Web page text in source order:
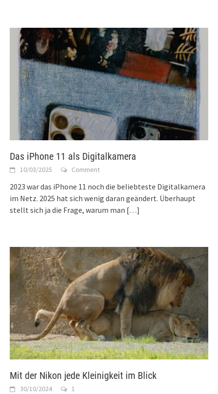
Das iPhone 11 als Digitalkamera
10/03/2025 Comment
2023 war das iPhone 11 noch die beliebteste Digitalkamera
im Netz. 2025 hat sich wenig daran geändert. Überhaupt
stellt sich ja die Frage, warum man […]
Mit der Nikon jede Kleinigkeit im Blick
30/10/2024 1